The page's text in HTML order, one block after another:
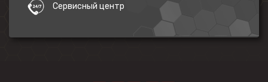
Сервисный центр